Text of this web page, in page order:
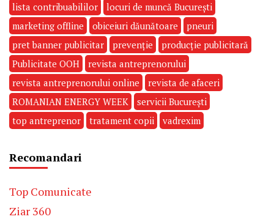
lista contribuabililor
locuri de muncă București
marketing offline
obiceiuri dăunătoare
pneuri
pret banner publicitar
prevenție
producție publicitară
Publicitate OOH
revista antreprenorului
revista antreprenorului online
revista de afaceri
ROMANIAN ENERGY WEEK
servicii București
top antreprenor
tratament copii vadrexim
Recomandari
Top Comunicate
Ziar 360